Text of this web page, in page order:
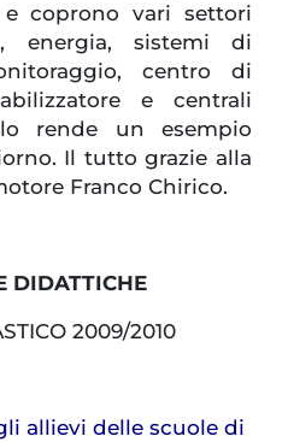
coprono vari settori
energia, sistemi di
centro di
e centrali
rende un esempio
Il tutto grazie alla
Franco Chirico.
DIDATTICHE
2009/2010
allievi delle scuole di